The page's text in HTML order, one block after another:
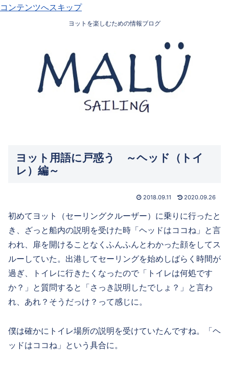
コンテンツへスキップ
ヨットを楽しむための情報ブログ
ヨット用語に戸惑う ～ヘッド（トイ
レ）編～
2018.09.11 2020.09.26
初めてヨット（セーリングクルーザー）に乗りに行ったと
き、ざっと船内の説明を受けた時「ヘッドはココね」と言
われ、扉を開けることなくふんふんとわかった顔をしてス
ルーしていた。出港してセーリングを始めしばらく時間が
過ぎ、トイレに行きたくなったので「トイレは何処です
か？」と質問すると「さっき説明したでしょ？」と言わ
れ、あれ？そうだっけ？って感じに。
僕は確かにトイレ場所の説明を受けていたんですね。「ヘ
ッドはココね」という具合に。